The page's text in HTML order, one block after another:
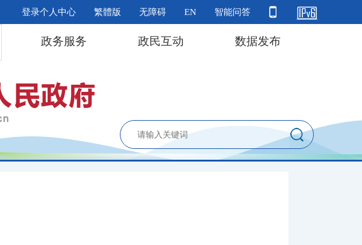
登录个人中心 繁體版 无障碍 EN 智能问答
政务服务 政民互动 数据发布